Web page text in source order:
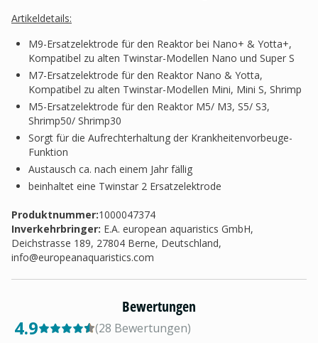
Artikeldetails:
M9-Ersatzelektrode für den Reaktor bei Nano+ & Yotta+,
Kompatibel zu alten Twinstar-Modellen Nano und Super S
M7-Ersatzelektrode für den Reaktor Nano & Yotta,
Kompatibel zu alten Twinstar-Modellen Mini, Mini S, Shrimp
M5-Ersatzelektrode für den Reaktor M5/ M3, S5/ S3,
Shrimp50/ Shrimp30
Sorgt für die Aufrechterhaltung der Krankheitenvorbeuge-
Funktion
Austausch ca. nach einem Jahr fällig
beinhaltet eine Twinstar 2 Ersatzelektrode
Produktnummer:1000047374
Inverkehrbringer: E.A. european aquaristics GmbH,
Deichstrasse 189, 27804 Berne, Deutschland,
info@europeanaquaristics.com
Bewertungen
4.9 (28 Bewertungen)